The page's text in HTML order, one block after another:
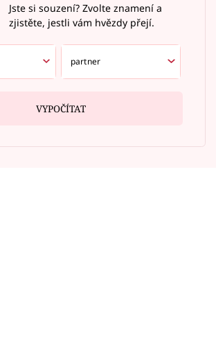
Jste si souzení? Zvolte znamení a
zjistěte, jestli vám hvězdy přejí.
VYPOČÍTAT